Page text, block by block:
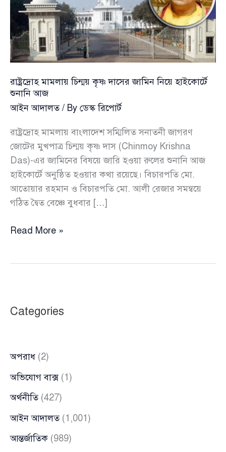
রাষ্ট্রদ্রোহ মামলায় চিন্ময় কৃষ্ণ দাসের জামিন নিয়ে হাইকোর্টে
শুনানি আজ
আইন আদালত/ By ডেস্ক রিপোর্ট
রাষ্ট্রদ্রোহ মামলায় বাংলাদেশ সম্মিলিত সনাতনী জাগরণ
জোটের মুখপাত্র চিন্ময় কৃষ্ণ দাস (Chinmoy Krishna
Das)-এর জামিনের বিষয়ে জারি হওয়া রুলের শুনানি আজ
হাইকোর্টে অনুষ্ঠিত হওয়ার কথা রয়েছে। বিচারপতি মো.
আতোয়ার রহমান ও বিচারপতি মো. আলী রেজার সমন্বয়ে
গঠিত দ্বৈত বেঞ্চে বুধবার […]
রাষ্ট্রদ্রোহ
নিয়ে
আজ
Read More »
Categories
অপরাধ (2)
অভিযোগ বাক্স(1)
অর্থনীতি(427)
আইন আদালত(1,001)
আন্তর্জাতিক (989)